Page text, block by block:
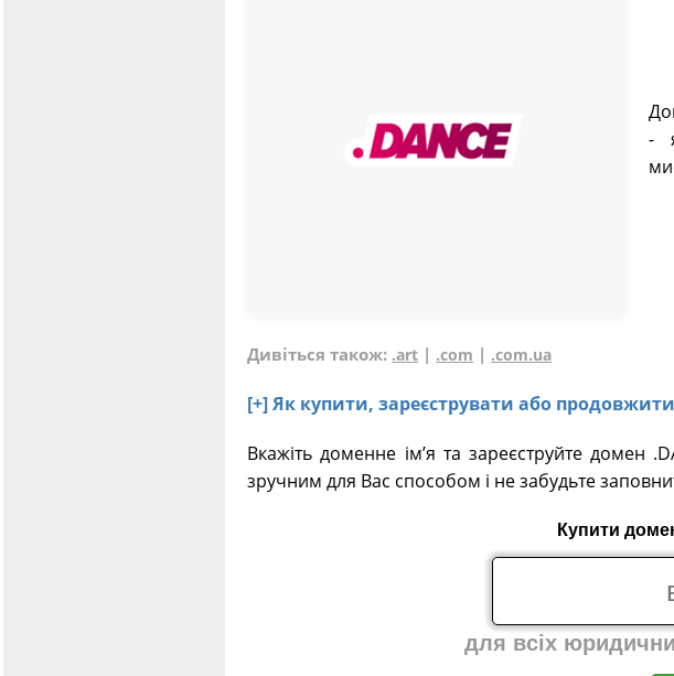
-
Дивіться також: .art | .com | .com.ua
[+] Як купити, зареєструвати або
Вкажіть доменне ім’я та зареєструйте домен
зручним для Вас способом і не забудьте
Купити
для всіх